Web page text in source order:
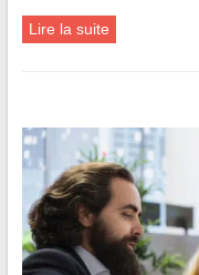
Lire la suite